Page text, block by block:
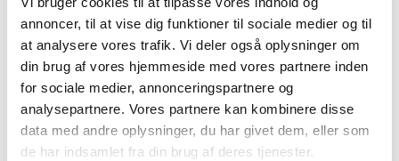
annoncer, til at vise dig funktioner til sociale medier og til
at analysere vores trafik. Vi deler også oplysninger om
din brug af vores hjemmeside med vores partnere inden
for sociale medier, annonceringspartnere og
analysepartnere. Vores partnere kan kombinere disse
data med andre oplysninger, du har givet dem, eller som
de har indsamlet fra din brug af deres tjenester.
Standard sensorer: Methan (CH4), Kuldioxid
(CO2), Svovlbrinte (H2S) samt ilt (O2)
Måling af op til 7 gasser
Måling af atmosfæretryk
Belyst kondensatfælde
Kraftig pumpe